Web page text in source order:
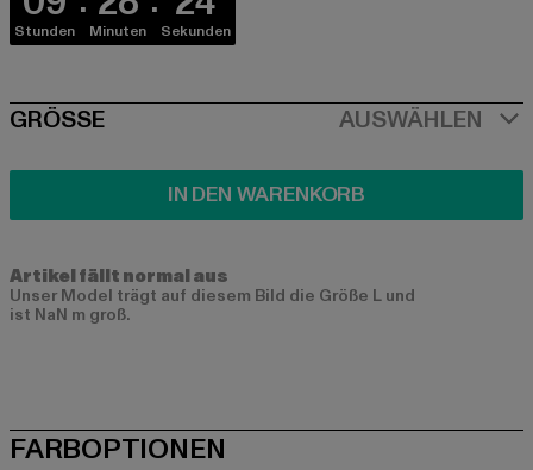
Stunden Minuten Sekunden
SIZE
GRÖSSE AUSWÄHLEN
IN DEN WARENKORB
Artikel fällt normal aus
Unser Model trägt auf diesem Bild die Größe L und
ist NaN m groß.
FARBOPTIONEN